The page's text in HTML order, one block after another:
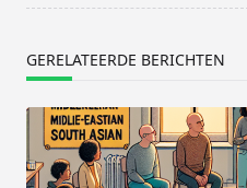
GERELATEERDE BERICHTEN